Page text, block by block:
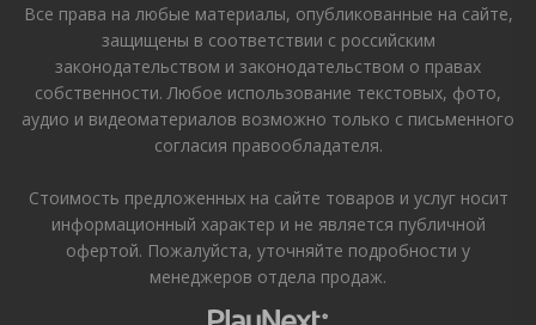
Все права на любые материалы, опубликованные на сайте,
защищены в соответствии с российским
законодательством и законодательством о правах
собственности. Любое использование текстовых, фото,
аудио и видеоматериалов возможно только с письменного
согласия правообладателя.
Стоимость предложенных на сайте товаров и услуг носит
информационный характер и не является публичной
офертой. Пожалуйста, уточняйте подробности у
менеджеров отдела продаж.